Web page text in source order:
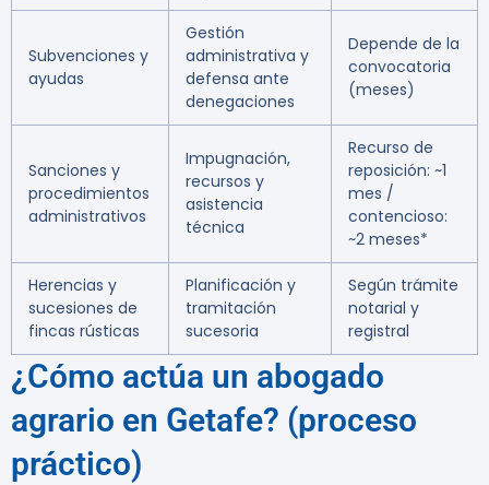
Subvenciones y
ayudas
Gestión
administrativa y
defensa ante
denegaciones
Depende de la
convocatoria
(meses)
Sanciones y
procedimientos
administrativos
Impugnación,
recursos y
asistencia
técnica
Recurso de
reposición: ~1
mes /
contencioso:
~2 meses*
Herencias y
sucesiones de
fincas rústicas
Planificación y
tramitación
sucesoria
Según trámite
notarial y
registral
¿Cómo actúa un abogado
agrario en Getafe? (proceso
práctico)